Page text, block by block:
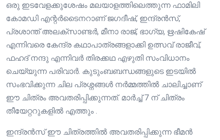
ഒരു ഇടവേളക്കുശേഷം മലയാളത്തിലെത്തുന്ന ഫാമിലി
കോമഡി എന്റർടൈനറാണ് ജഗദീഷ്, ഇന്ദ്രൻസ്,
പ്രശാന്ത് അലക്സാണ്ടർ, മീനാ രാജ്, ഭാഗ്യ, ഋഷികേഷ്
എന്നിവരെ കേന്ദ്ര കഥാപാത്രങ്ങളാക്കി ഉത്സവ്‌ രാജീവ്,
ഫഹദ് നന്ദു എന്നിവർ തിരക്കഥ എഴുതി സംവിധാനം
ചെയ്യുന്ന പരിവാർ. കുടുംബബന്ധങ്ങളുടെ ഇടയിൽ
സംഭവിക്കുന്ന ചില പ്രശ്നങ്ങൾ നർമ്മത്തിൽ ചാലിച്ചാണ്
ഈ ചിത്രം അവതരിപ്പിക്കുന്നത്. മാർച്ച് 7 ന് ചിത്രം
തീയേറ്ററുകളിൽ എത്തും .
ഇന്ദ്രൻസ് ഈ ചിത്രത്തിൽ അവതരിപ്പിക്കുന്ന ഭീമൻ